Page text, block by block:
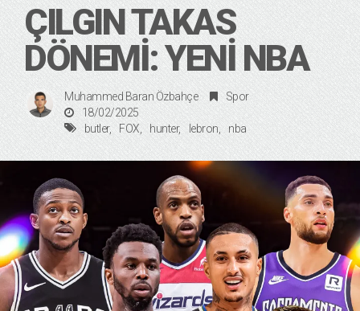
ÇILGIN TAKAS
DÖNEMİ: YENİ NBA
Muhammed Baran Özbahçe
Spor
18/02/2025
butler
FOX hunter lebron nba